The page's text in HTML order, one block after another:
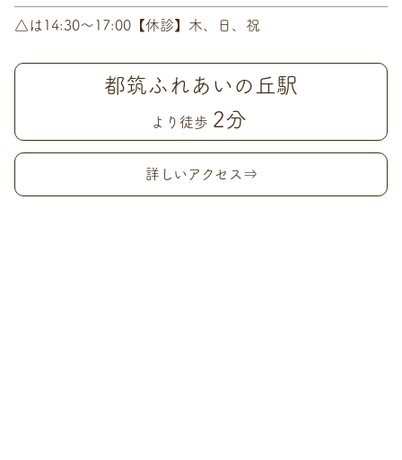
△は14:30〜17:00【休診】木、日、祝
都筑ふれあいの丘駅
より徒歩 2分
詳しいアクセス⇒